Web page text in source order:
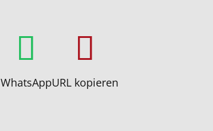
WhatsAppURL kopieren